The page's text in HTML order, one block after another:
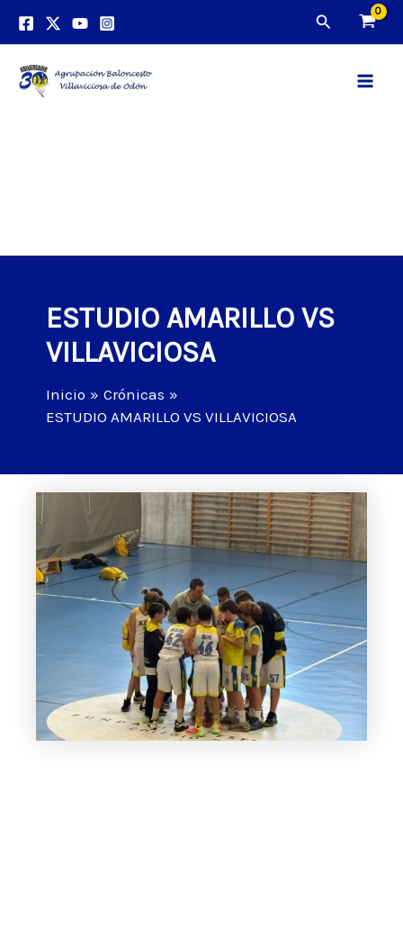
Buscar
ESTUDIO AMARILLO VS
VILLAVICIOSA
Inicio
Crónicas
ESTUDIO AMARILLO VS VILLAVICIOSA